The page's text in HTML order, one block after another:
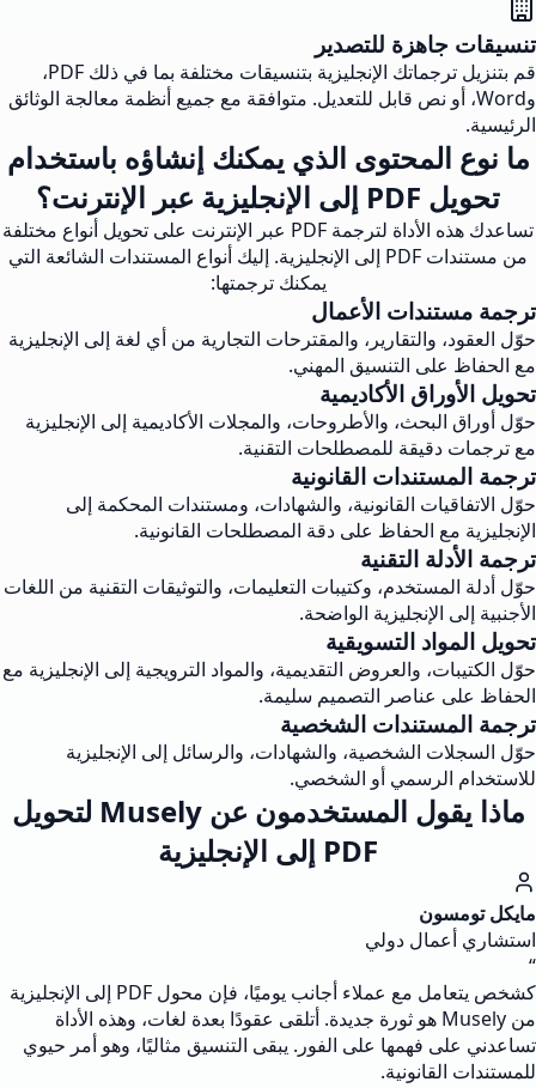
تنسيقات جاهزة للتصدير
قم بتنزيل ترجماتك الإنجليزية بتنسيقات مختلفة بما في ذلك PDF،
وWord، أو نص قابل للتعديل. متوافقة مع جميع أنظمة معالجة الوثائق
الرئيسية.
ما نوع المحتوى الذي يمكنك إنشاؤه باستخدام
تحويل PDF إلى الإنجليزية عبر الإنترنت؟
تساعدك هذه الأداة لترجمة PDF عبر الإنترنت على تحويل أنواع مختلفة
من مستندات PDF إلى الإنجليزية. إليك أنواع المستندات الشائعة التي
يمكنك ترجمتها:
ترجمة مستندات الأعمال
حوّل العقود، والتقارير، والمقترحات التجارية من أي لغة إلى الإنجليزية
مع الحفاظ على التنسيق المهني.
تحويل الأوراق الأكاديمية
حوّل أوراق البحث، والأطروحات، والمجلات الأكاديمية إلى الإنجليزية
مع ترجمات دقيقة للمصطلحات التقنية.
ترجمة المستندات القانونية
حوّل الاتفاقيات القانونية، والشهادات، ومستندات المحكمة إلى
الإنجليزية مع الحفاظ على دقة المصطلحات القانونية.
ترجمة الأدلة التقنية
حوّل أدلة المستخدم، وكتيبات التعليمات، والتوثيقات التقنية من اللغات
الأجنبية إلى الإنجليزية الواضحة.
تحويل المواد التسويقية
حوّل الكتيبات، والعروض التقديمية، والمواد الترويجية إلى الإنجليزية مع
الحفاظ على عناصر التصميم سليمة.
ترجمة المستندات الشخصية
حوّل السجلات الشخصية، والشهادات، والرسائل إلى الإنجليزية
للاستخدام الرسمي أو الشخصي.
ماذا يقول المستخدمون عن Musely لتحويل
PDF إلى الإنجليزية
مايكل تومسون
استشاري أعمال دولي
“
كشخص يتعامل مع عملاء أجانب يوميًا، فإن محول PDF إلى الإنجليزية
من Musely هو ثورة جديدة. أتلقى عقودًا بعدة لغات، وهذه الأداة
تساعدني على فهمها على الفور. يبقى التنسيق مثاليًا، وهو أمر حيوي
للمستندات القانونية.